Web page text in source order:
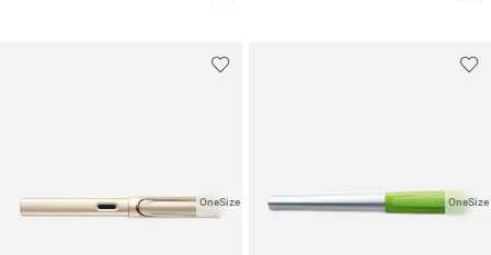
OneSize
OneSize